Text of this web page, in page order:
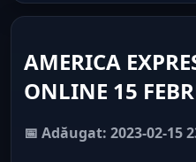
AMERICA
ONLINE 15
📅 Adăugat: 2023-02-15